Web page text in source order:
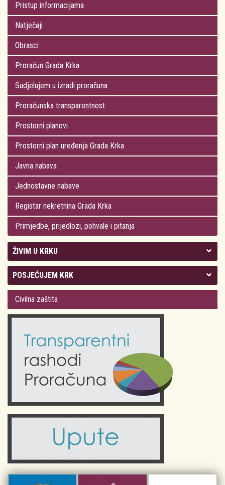
Pristup informacijama
Natječaji
Obrasci
Proračun Grada Krka
Sudjelujem u izradi proračuna
Proračunska transparentnost
Prostorni planovi
Prostorni plan uređenja Grada Krka
Javna nabava
Jednostavne nabave
Registar nekretnina Grada Krka
Primjedbe, prijedlozi, pohvale i pitanja
ŽIVIM U KRKU
Kolegij gradonačelnika
Gradsko vijeće
Odluke Grada Krka (Službene novine PGŽ)
Obrazovanje
Komunalne usluge
Civilni sektor (arhiva udruga)
Sport i rekreacija
POSJEĆUJEM KRK
Plan Grada Krka
Krk 360° VR panorama
Krk uživo
Fotogalerije
Kalendar događanja
Turistička zajednica otoka Krka
Kulturno-turistička ruta Putovima Frankopana
Civilna zaštita